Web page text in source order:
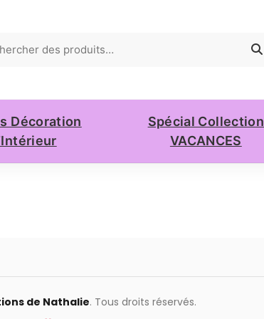
Décoration
Spécial Collection
VACANCES
de Nathalie. Tous droits réservés.